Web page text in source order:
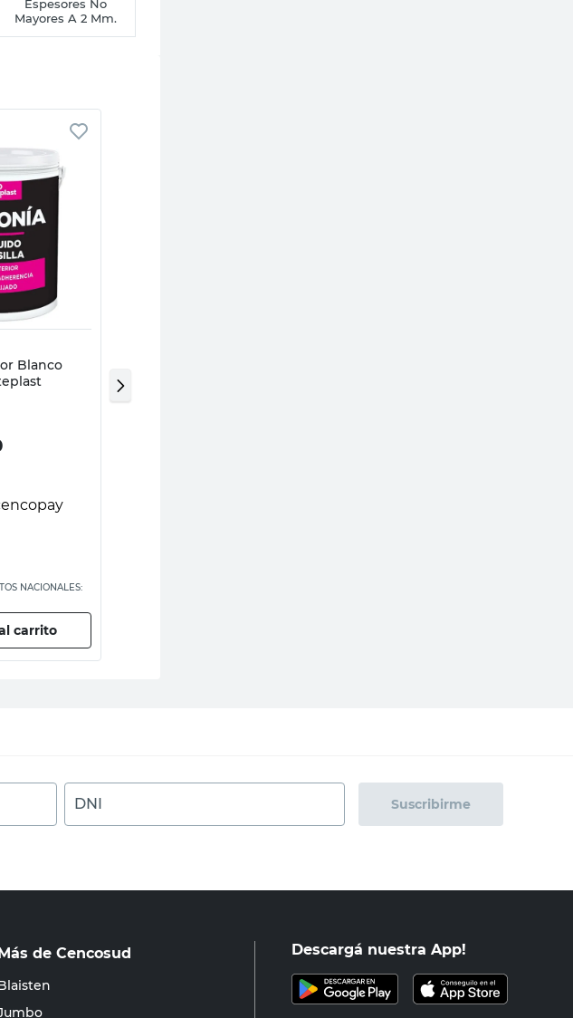
Espesores No
Mayores A 2 Mm.
rápida
Blanco
NACIONALES:
carrito
Mate 20 Lts Tersuave
DNI Suscribirme
de Cencosud Descargá nuestra App!